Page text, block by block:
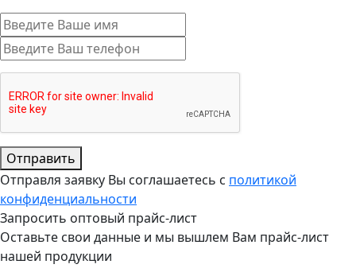
Отправить
Отправля заявку Вы соглашаетесь с политикой
конфиденциальности
Запросить оптовый прайс-лист
Оставьте свои данные и мы вышлем Вам прайс-лист
нашей продукции